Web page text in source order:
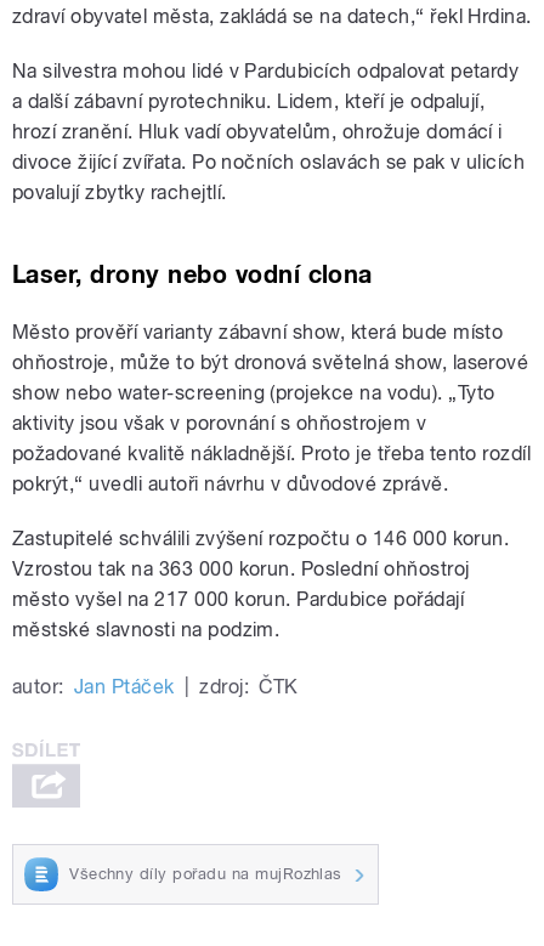
zdraví obyvatel města, zakládá se na datech,“ řekl Hrdina.
Na silvestra mohou lidé v Pardubicích odpalovat petardy
a další zábavní pyrotechniku. Lidem, kteří je odpalují,
hrozí zranění. Hluk vadí obyvatelům, ohrožuje domácí i
divoce žijící zvířata. Po nočních oslavách se pak v ulicích
povalují zbytky rachejtlí.
Laser, drony nebo vodní clona
Město prověří varianty zábavní show, která bude místo
ohňostroje, může to být dronová světelná show, laserové
show nebo water-screening (projekce na vodu). „Tyto
aktivity jsou však v porovnání s ohňostrojem v
požadované kvalitě nákladnější. Proto je třeba tento rozdíl
pokrýt,“ uvedli autoři návrhu v důvodové zprávě.
Zastupitelé schválili zvýšení rozpočtu o 146 000 korun.
Vzrostou tak na 363 000 korun. Poslední ohňostroj
město vyšel na 217 000 korun. Pardubice pořádají
městské slavnosti na podzim.
autor: Jan Ptáček zdroj: ČTK
Všechny díly pořadu na mujRozhlas